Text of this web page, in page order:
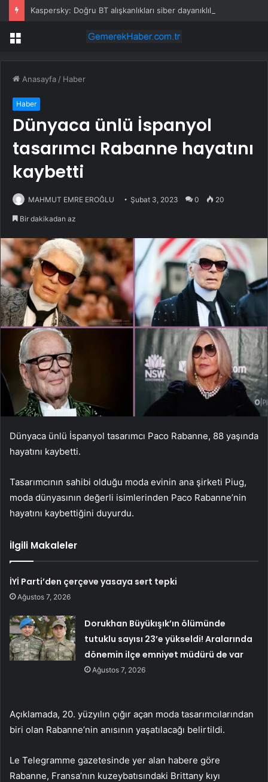
Menü
Anasayfa / Haber
Haber
Dünyaca ünlü İspanyol
tasarımcı Rabanne hayatını
kaybetti
MAHMUT EMRE EROĞLU Şubat 3, 2023 0 20
Bir dakikadan az
Dünyaca ünlü İspanyol tasarımcı Paco Rabanne, 88 yaşında
hayatını kaybetti.
Tasarımcının sahibi olduğu moda evinin ana şirketi Piug,
moda dünyasının değerli isimlerinden Paco Rabanne’nin
hayatını kaybettiğini duyurdu.
İlgili Makaleler
İYİ Parti’den çerçeve yasaya sert tepki
Ağustos 7, 2026
Dorukhan Büyükışık’ın ölümünde
tutuklu sayısı 23’e yükseldi! Aralarında
dönemin ilçe emniyet müdürü de var
Ağustos 7, 2026
Açıklamada, 20. yüzyılın çığır açan moda tasarımcılarından
biri olan Rabanne’nin anısının yaşatılacağı belirtildi.
Le Telegramme gazetesinde yer alan habere göre
Rabanne, Fransa’nın kuzeybatısındaki Brittany kıyı